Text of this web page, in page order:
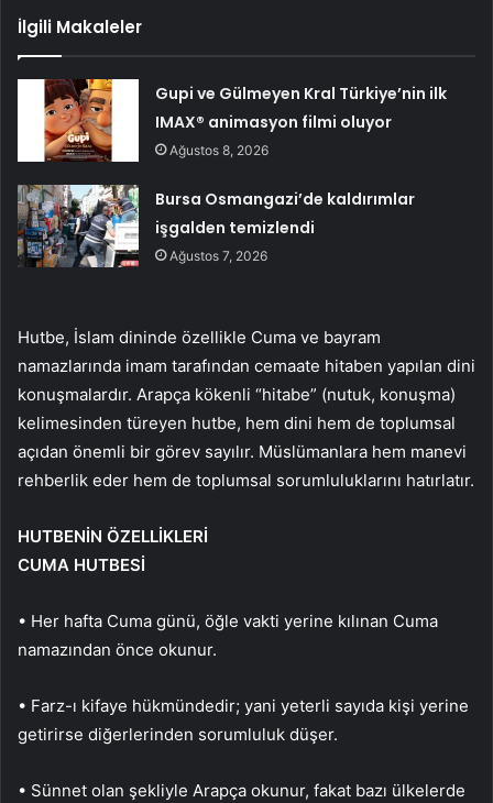
İlgili Makaleler
Gupi ve Gülmeyen Kral Türkiye’nin ilk
IMAX® animasyon filmi oluyor
Ağustos 8, 2026
Bursa Osmangazi’de kaldırımlar
işgalden temizlendi
Ağustos 7, 2026
Hutbe, İslam dininde özellikle Cuma ve bayram
namazlarında imam tarafından cemaate hitaben yapılan dini
konuşmalardır. Arapça kökenli “hitabe” (nutuk, konuşma)
kelimesinden türeyen hutbe, hem dini hem de toplumsal
açıdan önemli bir görev sayılır. Müslümanlara hem manevi
rehberlik eder hem de toplumsal sorumluluklarını hatırlatır.
HUTBENİN ÖZELLİKLERİ
CUMA HUTBESİ
• Her hafta Cuma günü, öğle vakti yerine kılınan Cuma
namazından önce okunur.
• Farz-ı kifaye hükmündedir; yani yeterli sayıda kişi yerine
getirirse diğerlerinden sorumluluk düşer.
• Sünnet olan şekliyle Arapça okunur, fakat bazı ülkelerde